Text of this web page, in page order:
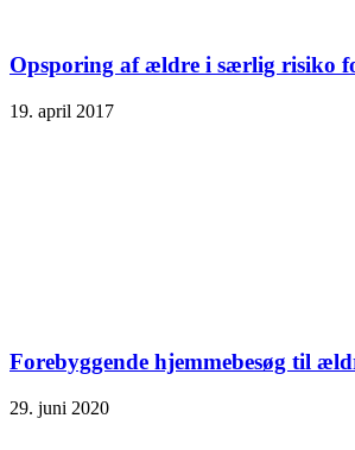
Opsporing af ældre i særlig risiko
19. april 2017
Forebyggende hjemmebesøg til
29. juni 2020